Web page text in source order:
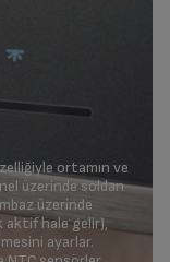
ortamın ve
üzerinde soldan
üzerinde
aktif hale gelir),
ayarlar.